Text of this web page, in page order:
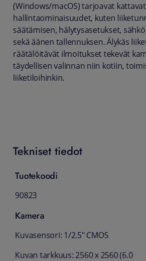
(Windows/macOS) tarjoavat kattavat
hallintaominaisuudet, kuten
säätämisen, hälytysasetukset,
sekä äänen tallennuksen. Älykäs
räätälöitävät ilmoitukset tekevät
täydellisen valinnan niin kotiin,
liiketiloihinkin.
Tekniset tiedot
Tuotekoodi
90823
Kamera
Kuvasensori: 1/2.5" CMOS
Kuvan tarkkuus: 2560 x 2560 (6.0